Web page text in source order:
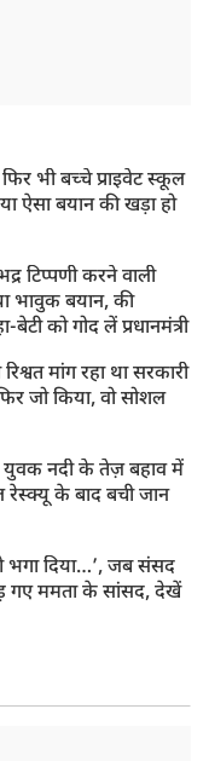
भी बच्चे प्राइवेट स्कूल
ऐसा बयान की खड़ा हो
टिप्पणी करने वाली
भावुक बयान, की
को गोद लें प्रधानमंत्री
मांग रहा था सरकारी
जो किया, वो सोशल
युवक नदी के तेज़ बहाव में
के बाद बची जान
भगा दिया…’, जब संसद
गए ममता के सांसद, देखें